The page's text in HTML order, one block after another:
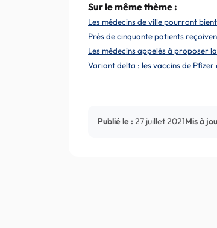
Sur le même thème :
Les médecins de ville pourront
Près de cinquante patients
Les médecins appelés à proposer
Variant delta : les vaccins de
Publié le : 27 juillet 2021Mis à